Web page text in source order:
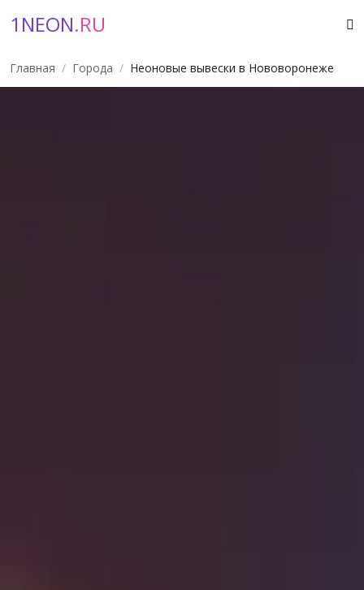
1NEON.RU
Главная Города Неоновые вывески в Нововоронеже